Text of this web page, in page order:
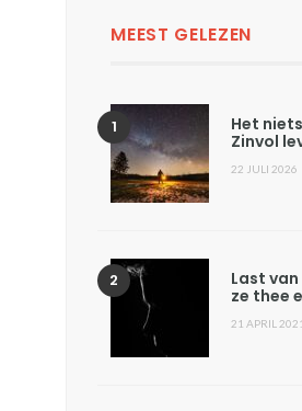
MEEST GELEZEN
Het
Zinvol
22 JULI 2026
Last
ze thee
21 APRIL 2021